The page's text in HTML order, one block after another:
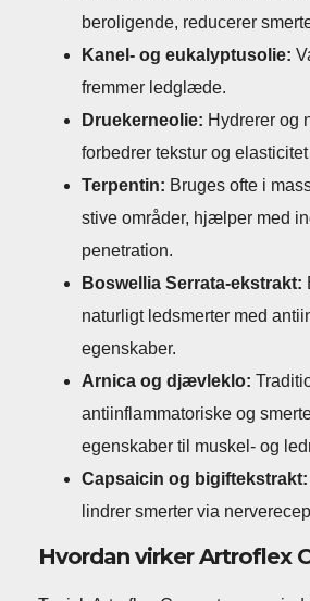
beroligende, reducerer
Kanel- og eukalyptusolie:
fremmer ledglæde.
Druekerneolie: Hydrerer og
forbedrer tekstur og
Terpentin: Bruges ofte i
stive områder, hjælper med
penetration.
Boswellia Serrata-ekstrakt:
naturligt ledsmerter med
egenskaber.
Arnica og djævleklo:
antiinflammatoriske og
egenskaber til muskel- og
Capsaicin og bigiftekstrakt:
lindrer smerter via
Hvordan virker Artroflex